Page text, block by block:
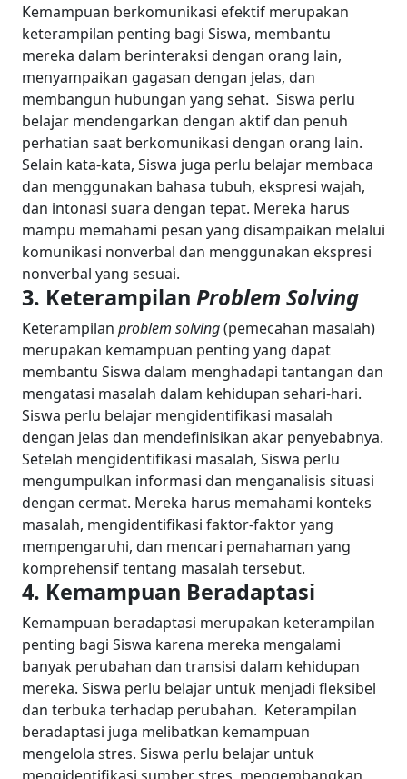
Kemampuan berkomunikasi efektif merupakan
keterampilan penting bagi Siswa, membantu
mereka dalam berinteraksi dengan orang lain,
menyampaikan gagasan dengan jelas, dan
membangun hubungan yang sehat. Siswa perlu
belajar mendengarkan dengan aktif dan penuh
perhatian saat berkomunikasi dengan orang lain.
Selain kata-kata, Siswa juga perlu belajar membaca
dan menggunakan bahasa tubuh, ekspresi wajah,
dan intonasi suara dengan tepat. Mereka harus
mampu memahami pesan yang disampaikan melalui
komunikasi nonverbal dan menggunakan ekspresi
nonverbal yang sesuai.
3. Keterampilan Problem Solving
Keterampilan problem solving(pemecahan masalah)
merupakan kemampuan penting yang dapat
membantu Siswa dalam menghadapi tantangan dan
mengatasi masalah dalam kehidupan sehari-hari.
Siswa perlu belajar mengidentifikasi masalah
dengan jelas dan mendefinisikan akar penyebabnya.
Setelah mengidentifikasi masalah, Siswa perlu
mengumpulkan informasi dan menganalisis situasi
dengan cermat. Mereka harus memahami konteks
masalah, mengidentifikasi faktor-faktor yang
mempengaruhi, dan mencari pemahaman yang
komprehensif tentang masalah tersebut.
4. Kemampuan Beradaptasi
Kemampuan beradaptasi merupakan keterampilan
penting bagi Siswa karena mereka mengalami
banyak perubahan dan transisi dalam kehidupan
mereka. Siswa perlu belajar untuk menjadi fleksibel
dan terbuka terhadap perubahan. Keterampilan
beradaptasi juga melibatkan kemampuan
mengelola stres. Siswa perlu belajar untuk